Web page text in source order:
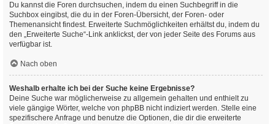
Du kannst die Foren durchsuchen, indem du einen Suchbegriff in die
Suchbox eingibst, die du in der Foren-Übersicht, der Foren- oder
Themenansicht findest. Erweiterte Suchmöglichkeiten erhältst du, indem du
den „Erweiterte Suche“-Link anklickst, der von jeder Seite des Forums aus
verfügbar ist.
Nach oben
Weshalb erhalte ich bei der Suche keine Ergebnisse?
Deine Suche war möglicherweise zu allgemein gehalten und enthielt zu
viele gängige Wörter, welche von phpBB nicht indiziert werden. Stelle eine
spezifischere Anfrage und benutze die Optionen, die dir die erweiterte